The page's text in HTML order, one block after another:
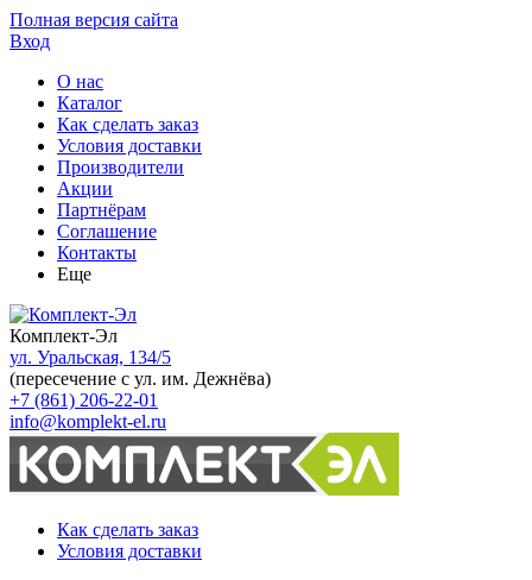
Полная версия сайта
Вход
О нас
Каталог
Как сделать заказ
Условия доставки
Производители
Акции
Партнёрам
Соглашение
Контакты
Еще
Комплект-Эл
ул. Уральская, 134/5
(пересечение с ул. им. Дежнёва)
+7 (861) 206-22-01
info@komplekt-el.ru
Как сделать заказ
Условия доставки